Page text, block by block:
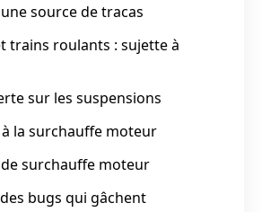
source de tracas
trains roulants : sujette à
sur les suspensions
à la surchauffe moteur
surchauffe moteur
bugs qui gâchent